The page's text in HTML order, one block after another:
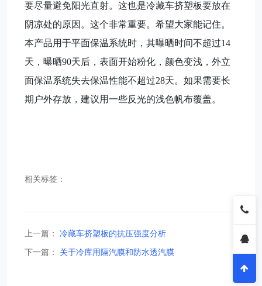
要尽量避免阳光直射。这也是冷藏车挤塑板要放在
阴凉处的原因。这个非常重要。希望大家能记住。
本产品用于平面保温系统时，其曝晒时间不超过14
天，曝晒90天后，表面开始粉化，颜色变浅，外立
面保温系统失去保温性能不超过28天。如果需要长
期户外存放，建议用一些反光的浅色帆布覆盖。
相关标签：
上一篇：
冷藏车挤塑板的抗压强度分析
下一篇：
关于冷库用隔汽膜和防水透汽膜